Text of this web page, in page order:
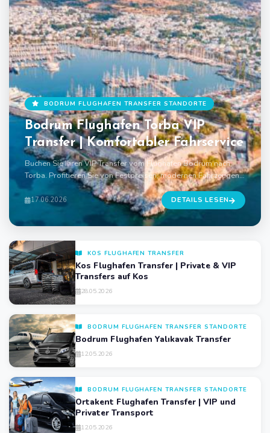
BODRUM FLUGHAFEN TRANSFER STANDORTE
Bodrum Flughafen Torba VIP
Transfer | Komfortabler Fahrservice
Buchen Sie Ihren VIP Transfer vom Flughafen Bodrum nach
Torba. Profitieren Sie von Festpreisen, modernen Fahrzeugen,
professionellen Fahrern
17.06.2026 DETAILS LESEN
KOS FLUGHAFEN TRANSFER
Kos Flughafen Transfer | Private & VIP
Transfers auf Kos
28.05.2026
BODRUM FLUGHAFEN TRANSFER STANDORTE
Bodrum Flughafen Yalıkavak Transfer
12.05.2026
BODRUM FLUGHAFEN TRANSFER STANDORTE
Ortakent Flughafen Transfer | VIP und
Privater Transport
12.05.2026